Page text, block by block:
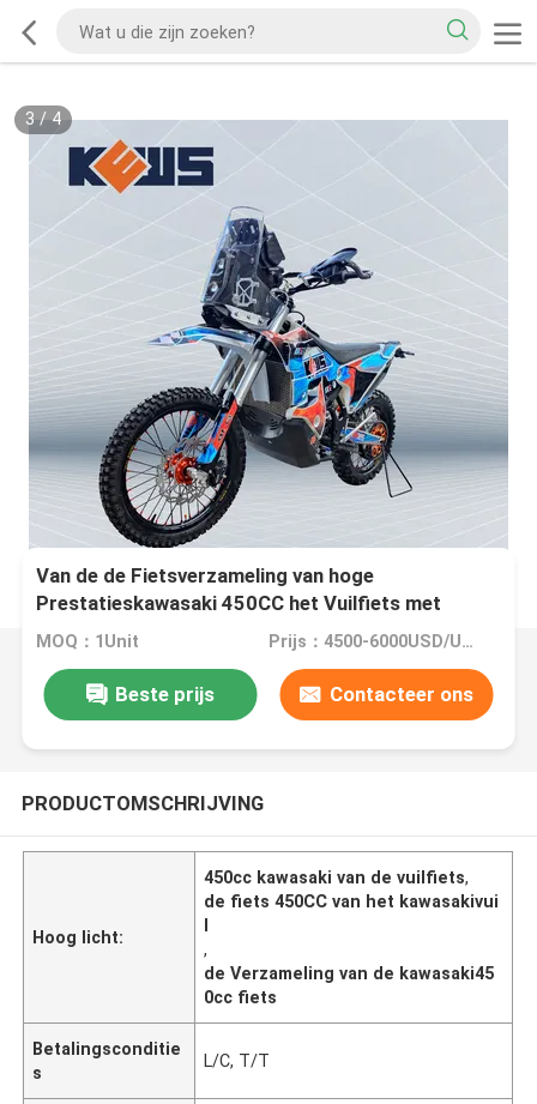
3/4
Van de de Fietsverzameling van hoge
Prestatieskawasaki 450CC het Vuilfiets met
Octrooiontwerp
MOQ：1Unit Prijs：4500-6000USD/UNIT
Beste prijs Contacteer ons
PRODUCTOMSCHRIJVING
Hoog licht:
450cc kawasaki van de vuilfiets,
de fiets 450CC van het kawasakivui
l
,
de Verzameling van de kawasaki45
0cc fiets
Betalingsconditie
s
L/C, T/T